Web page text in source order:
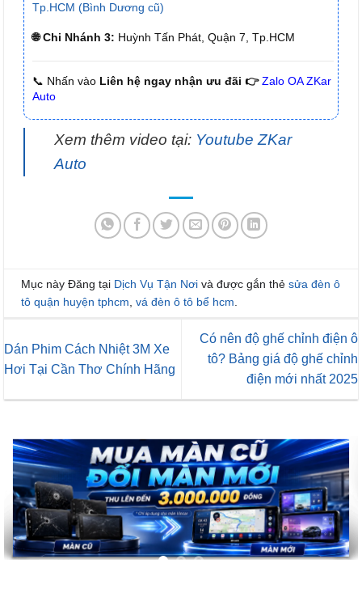
Tp.HCM (Bình Dương cũ)
🌐 Chi Nhánh 3: Huỳnh Tấn Phát, Quận 7, Tp.HCM
📞 Nhấn vào Liên hệ ngay nhận ưu đãi 👉 Zalo OA ZKar
Auto
Xem thêm video tại: Youtube ZKar
Auto
Mục này Đăng tại Dịch Vụ Tận Nơi và được gắn thẻ sửa đèn ô
tô quận huyện tphcm vá đèn ô tô bể hcm
Dán Phim Cách Nhiệt 3M Xe
Hơi Tại Cần Thơ Chính Hãng
Có nên độ ghế chỉnh điện ô
tô? Bảng giá độ ghế chỉnh
điện mới nhất 2025